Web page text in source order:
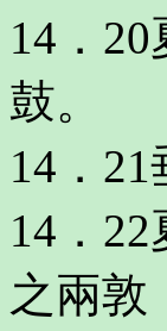
14．
鼓。
14．
14．
之兩敦